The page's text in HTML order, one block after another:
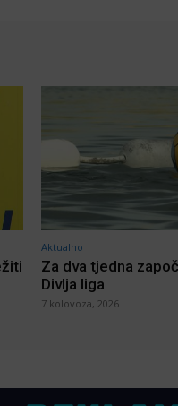
Aktualno
Za dva tjedna
Divlja liga
7 kolovoza, 2026